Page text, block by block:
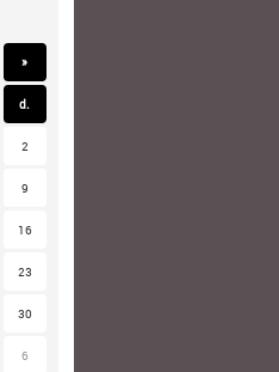
»
d.
2
9
16
23
30
6